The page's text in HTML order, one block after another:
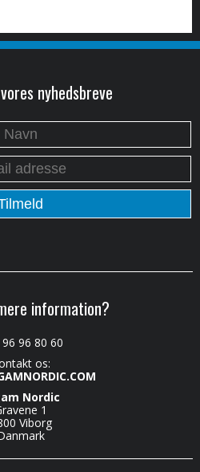
nyhedsbreve
information?
96 80 60
os:
Nordic
1
Viborg